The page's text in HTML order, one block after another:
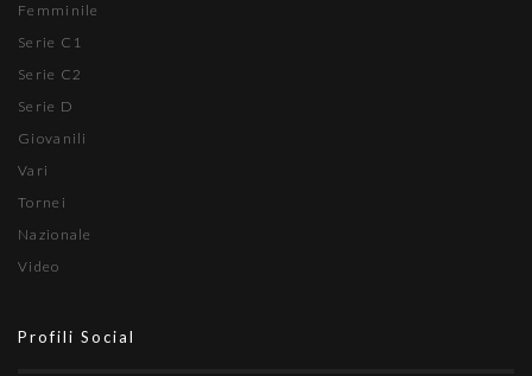
Femminile
Serie C1
Serie C2
Serie D
Giovanili
Vari
Tornei
Nazionale
Video
Profili Social